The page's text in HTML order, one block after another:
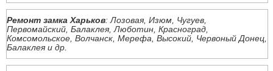
Ремонт замка Харьков: Лозовая, Изюм, Чугуев,
Первомайский, Балаклея, Люботин, Красноград,
Комсомольское, Волчанск, Мерефа, Высокий, Червоный Донец,
Балаклея и др.